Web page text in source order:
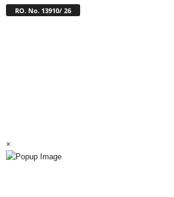
RO. No. 13910/ 26
×